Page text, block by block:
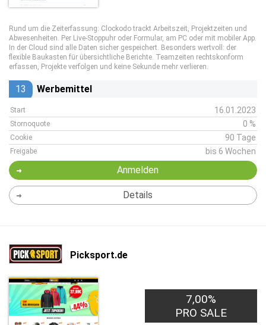
Rund um die Zeiterfassung: Clockodo trackt Arbeitszeit, Projektzeiten und
Abwesenheiten. Per Live-Stoppuhr oder Formular, am PC oder mit mobiler App.
In der Cloud sind alle Daten sicher gespeichert. Besonders wertvoll: der
flexible Baukasten für übersichtliche Berichte. Teamzeiten rechtskonform
erfassen, Projekte verfolgen und keine Sekunde mehr verlieren.
13 Werbemittel
Start 16.01.2023
Stornoquote 0 %
Cookie 90 Tage
Freigabe bis 6 Wochen
Anmelden
Details
Picksport.de
7,00%
PRO SALE